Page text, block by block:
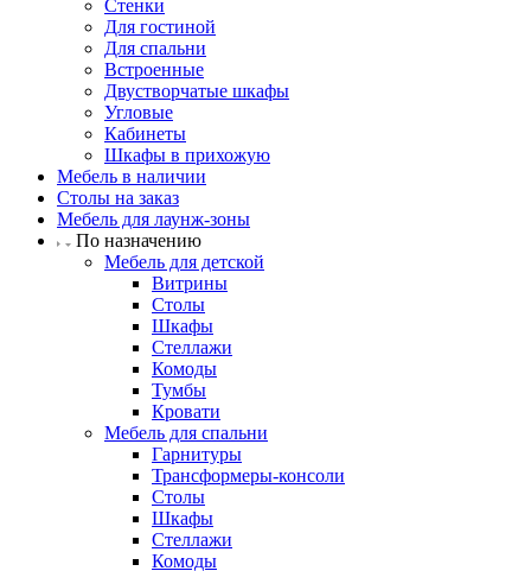
Стенки
Для гостиной
Для спальни
Встроенные
Двустворчатые шкафы
Угловые
Кабинеты
Шкафы в прихожую
Мебель в наличии
Столы на заказ
Мебель для лаунж-зоны
По назначению
Мебель для детской
Витрины
Столы
Шкафы
Стеллажи
Комоды
Тумбы
Кровати
Мебель для спальни
Гарнитуры
Трансформеры-консоли
Столы
Шкафы
Стеллажи
Комоды